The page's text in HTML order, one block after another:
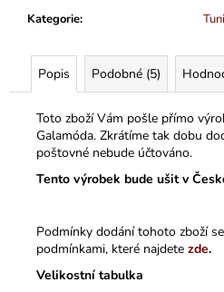
Kategorie:
Popis Podobné (5)
Toto zboží Vám pošle přímo
Galamóda. Zkrátíme tak dobu
poštovné nebude účtováno.
Tento výrobek bude ušit v
Podmínky dodání tohoto zboží
podmínkami, které najdete zde.
Velikostní tabulka